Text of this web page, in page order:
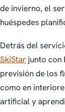
de invierno, el
huéspedes
Detrás del
SkiStar junto con
previsión de los
como en
artificial y